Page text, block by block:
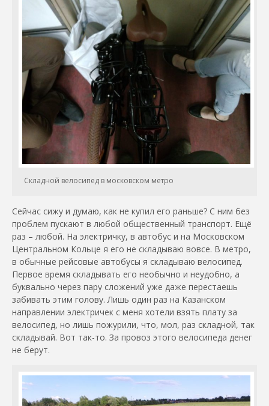
Складной велосипед в московском метро
Сейчас сижу и думаю, как не купил его раньше? С ним без
проблем пускают в любой общественный транспорт. Ещё
раз – любой. На электричку, в автобус и на Московском
Центральном Кольце я его не складываю вовсе. В метро,
в обычные рейсовые автобусы я складываю велосипед.
Первое время складывать его необычно и неудобно, а
буквально через пару сложений уже даже перестаешь
забивать этим голову. Лишь один раз на Казанском
направлении электричек с меня хотели взять плату за
велосипед, но лишь пожурили, что, мол, раз складной, так
складывай. Вот так-то. За провоз этого велосипеда денег
не берут.